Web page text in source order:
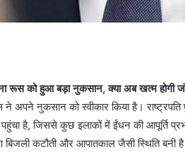
रूस को हुआ बड़ा नुकसान, क्या अब खत्म होगी
अपने नुकसान को स्वीकार किया है।
है, जिससे कुछ इलाकों में ईंधन की आपूर्ति
कटौती और आपातकाल जैसी स्थिति बनी है।